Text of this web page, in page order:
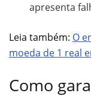
apresenta
Leia também: O
moeda de 1 real
Como